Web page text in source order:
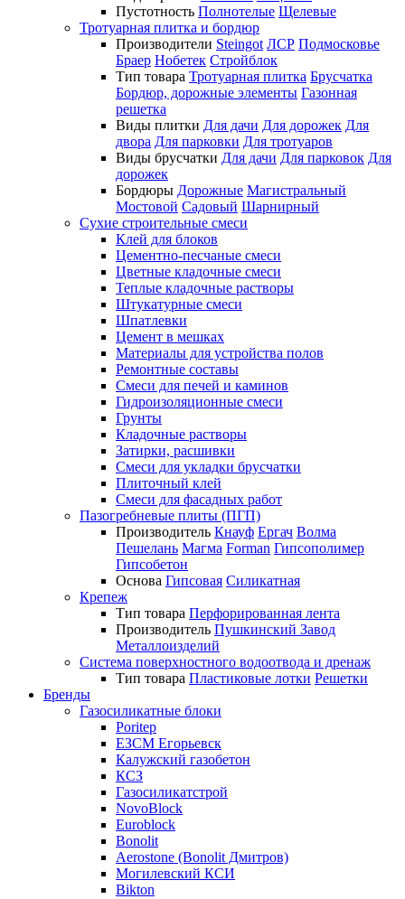
Пустотность Полнотелые Щелевые
Тротуарная плитка и бордюр
Производители Steingot ЛСР Подмосковье
Браер Нобетек Стройблок
Тип товара Тротуарная плитка Брусчатка
Бордюр, дорожные элементы Газонная
решетка
Виды плитки Для дачи Для дорожек Для
двора Для парковки Для тротуаров
Виды брусчатки Для дачи Для парковок Для
дорожек
Бордюры Дорожные Магистральный
Мостовой Садовый Шарнирный
Сухие строительные смеси
Клей для блоков
Цементно-песчаные смеси
Цветные кладочные смеси
Теплые кладочные растворы
Штукатурные смеси
Шпатлевки
Цемент в мешках
Материалы для устройства полов
Ремонтные составы
Смеси для печей и каминов
Гидроизоляционные смеси
Грунты
Кладочные растворы
Затирки, расшивки
Смеси для укладки брусчатки
Плиточный клей
Смеси для фасадных работ
Пазогребневые плиты (ПГП)
Производитель Кнауф Ергач Волма
Пешелань Магма Forman Гипсополимер
Гипсобетон
Основа Гипсовая Силикатная
Крепеж
Тип товара Перфорированная лента
Производитель Пушкинский Завод
Металлоизделий
Система поверхностного водоотвода и дренаж
Тип товара Пластиковые лотки Решетки
Бренды
Газосиликатные блоки
Poritep
ЕЗСМ Егорьевск
Калужский газобетон
КСЗ
Газосиликатстрой
NovoBlock
Euroblock
Bonolit
Aerostone (Bonolit Дмитров)
Могилевский КСИ
Bikton